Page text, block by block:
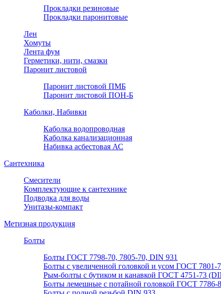
Прокладки резиновые
Прокладки паронитовые
Лен
Хомуты
Лента фум
Герметики, нити, смазки
Паронит листовой
Паронит листовой ПМБ
Паронит листовой ПОН-Б
Каболки, Набивки
Каболка водопроводная
Каболка канализационная
Набивка асбестовая АС
Сантехника
Смесители
Комплектующие к сантехнике
Подводка для воды
Унитазы-компакт
Метизная продукция
Болты
Болты ГОСТ 7798-70, 7805-70, DIN 931
Болты с увеличенной головкой и усом ГОСТ 7801-
Рым-болты с бутиком и канавкой ГОСТ 4751-73
Болты лемешные с потайной головкой ГОСТ 7786-